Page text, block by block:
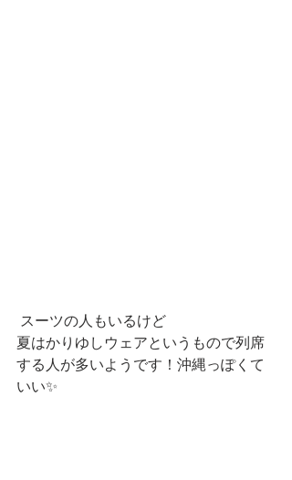
スーツの人もいるけど
夏はかりゆしウェアというもので列席
する人が多いようです！沖縄っぽくて
いい✨